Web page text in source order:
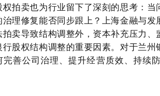
权拍卖也为行业留下了深刻的思考：
治理修复能否同步跟上？上海金融与
拍卖导致结构调整外，资本补充压力
行股权结构调整的重要因素。对于兰
完善公司治理、提升经营质效、持续